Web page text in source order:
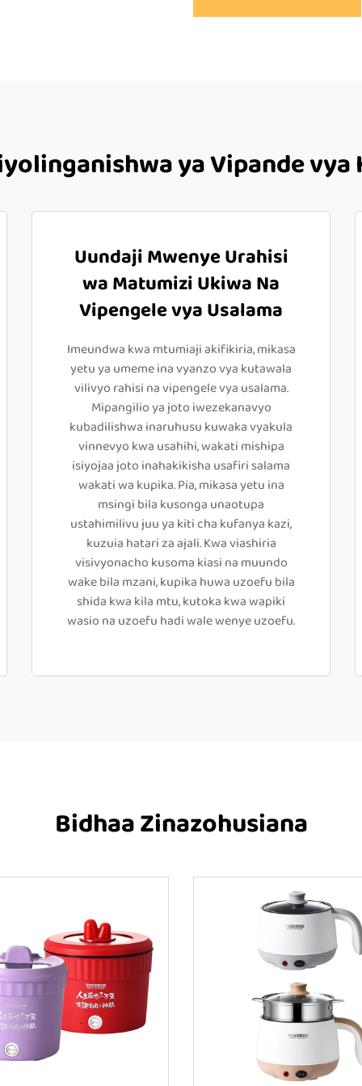
ya Vipande vya
Uundaji Mwenye Urahisi
wa Matumizi Ukiwa Na
Vipengele vya Usalama
Imeundwa kwa mtumiaji akifikiria, mikasa
yetu ya umeme ina vyanzo vya kutawala
vilivyo rahisi na vipengele vya usalama.
Mipangilio ya joto iwezekanavyo
kubadilishwa inaruhusu kuwaka vyakula
vinnevyo kwa usahihi, wakati mishipa
isiyojaa joto inahakikisha usafiri salama
wakati wa kupika. Pia, mikasa yetu ina
msingi bila kusonga unaotupa
ustahimilivu juu ya kiti cha kufanya kazi,
kuzuia hatari za ajali. Kwa viashiria
visivyonacho kusoma kiasi na muundo
wake bila mzani, kupika huwa uzoefu bila
shida kwa kila mtu, kutoka kwa wapiki
wasio na uzoefu hadi wale wenye uzoefu.
Bidhaa Zinazohusiana